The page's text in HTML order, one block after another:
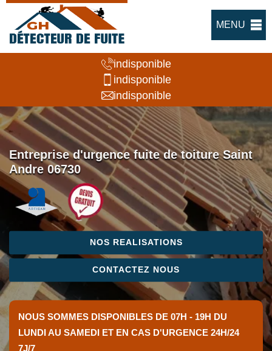
MENU
indisponible
indisponible
indisponible
Entreprise d'urgence fuite de toiture Saint
Andre 06730
NOS REALISATIONS
CONTACTEZ NOUS
NOUS SOMMES DISPONIBLES DE 07H - 19H DU
LUNDI AU SAMEDI ET EN CAS D'URGENCE 24H/24
7J/7